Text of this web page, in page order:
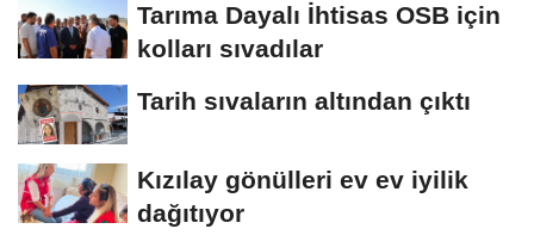
Tarıma Dayalı İhtisas OSB için
kolları sıvadılar
Tarih sıvaların altından çıktı
Kızılay gönülleri ev ev iyilik
dağıtıyor